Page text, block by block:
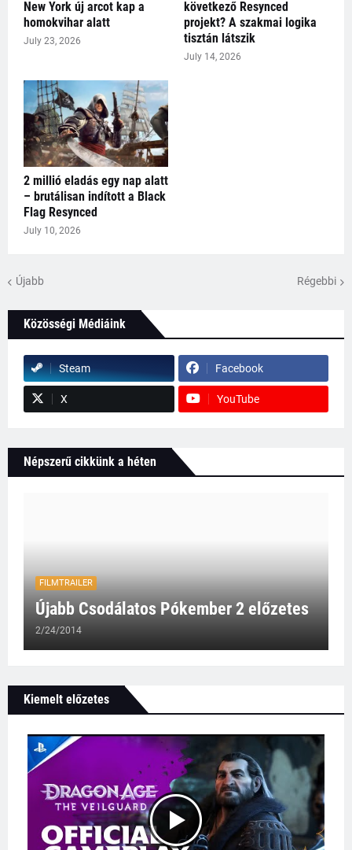
New York új arcot kap a
homokvihar alatt
July 23, 2026
következő Resynced
projekt? A szakmai logika
tisztán látszik
July 14, 2026
2 millió eladás egy nap alatt
– brutálisan indított a Black
Flag Resynced
July 10, 2026
Újabb Régebbi
Közösségi Médiáink
Steam Facebook
X YouTube
Népszerű cikkünk a héten
FILMTRAILER
Újabb Csodálatos Pókember 2 előzetes
2/24/2014
Kiemelt előzetes